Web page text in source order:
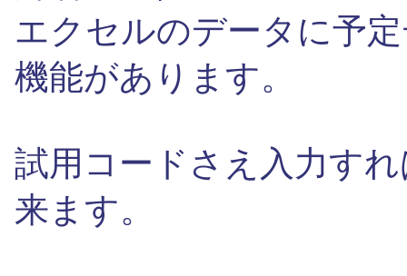
エクセルのデータに予
機能があります。
試用コードさえ入力す
来ます。